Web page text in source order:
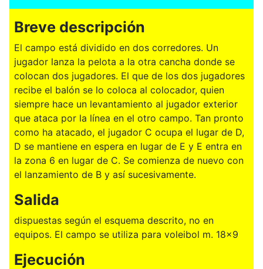
Breve descripción
El campo está dividido en dos corredores. Un
jugador lanza la pelota a la otra cancha donde se
colocan dos jugadores. El que de los dos jugadores
recibe el balón se lo coloca al colocador, quien
siempre hace un levantamiento al jugador exterior
que ataca por la línea en el otro campo. Tan pronto
como ha atacado, el jugador C ocupa el lugar de D,
D se mantiene en espera en lugar de E y E entra en
la zona 6 en lugar de C. Se comienza de nuevo con
el lanzamiento de B y así sucesivamente.
Salida
dispuestas según el esquema descrito, no en
equipos. El campo se utiliza para voleibol m. 18x9
Ejecución